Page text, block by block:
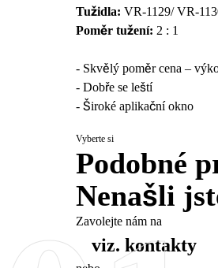
Tužidla: VR-1129/ VR-
Poměr tužení: 2 : 1
- Skvělý poměr cena –
- Dobře se leští
- Široké aplikační okno
Vyberte si
Podobné
Nenašli
Zavolejte nám na
viz. kontakty